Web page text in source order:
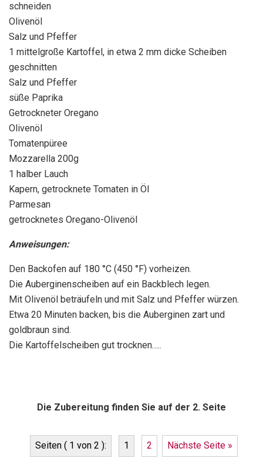
schneiden
Olivenöl
Salz und Pfeffer
1 mittelgroße Kartoffel, in etwa 2 mm dicke Scheiben
geschnitten
Salz und Pfeffer
süße Paprika
Getrockneter Oregano
Olivenöl
Tomatenpüree
Mozzarella 200g
1 halber Lauch
Kapern, getrocknete Tomaten in Öl
Parmesan
getrocknetes Oregano-Olivenöl
Anweisungen:
Den Backofen auf 180 °C (450 °F) vorheizen.
Die Auberginenscheiben auf ein Backblech legen.
Mit Olivenöl beträufeln und mit Salz und Pfeffer würzen.
Etwa 20 Minuten backen, bis die Auberginen zart und
goldbraun sind.
Die Kartoffelscheiben gut trocknen…..
Die Zubereitung finden Sie auf der 2. Seite
Seiten ( 1 von 2 ): 1 2 Nächste Seite »